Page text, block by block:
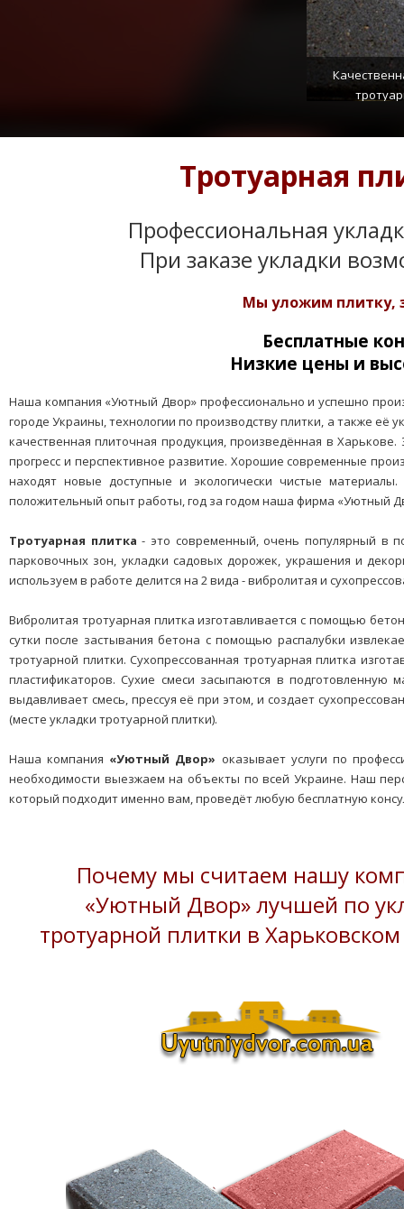
Тротуарная
Профессиональная
При заказе укладки
Мы уложим плитку,
Бесплатные
Низкие цены и
Наша компания «Уютный Двор» профессионально и успешно
городе Украины, технологии по производству плитки, а также её
качественная плиточная продукция, произведённая в
прогресс и перспективное развитие. Хорошие современные
находят новые доступные и экологически чистые
положительный опыт работы, год за годом наша фирма «Уютный
Тротуарная плитка - это современный, очень популярный в
парковочных зон, укладки садовых дорожек, украшения и
используем в работе делится на 2 вида - вибролитая и
Вибролитая тротуарная плитка изготавливается с помощью
сутки после застывания бетона с помощью распалубки
тротуарной плитки. Сухопрессованная тротуарная плитка
пластификаторов. Сухие смеси засыпаются в подготовленную
выдавливает смесь, прессуя её при этом, и создает
(месте укладки тротуарной плитки).
Наша компания «Уютный Двор» оказывает услуги по
необходимости выезжаем на объекты по всей Украине. Наш
который подходит именно вам, проведёт любую бесплатную
Почему мы считаем нашу
«Уютный Двор» лучшей по
тротуарной плитки в